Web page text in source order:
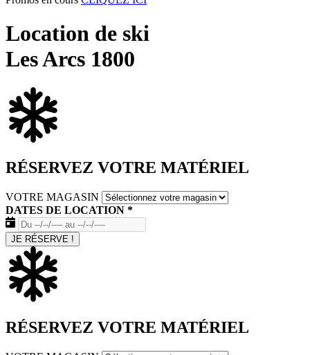
Location de ski
Les Arcs 1800
RÉSERVEZ VOTRE MATÉRIEL
VOTRE MAGASIN
DATES DE LOCATION *
JE RÉSERVE !
RÉSERVEZ VOTRE MATÉRIEL